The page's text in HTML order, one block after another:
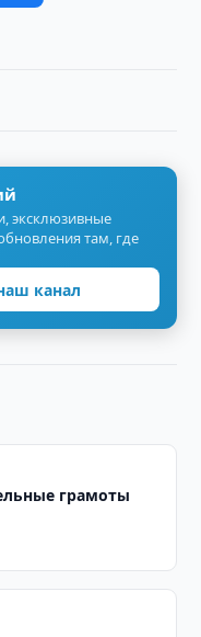
эксклюзивные
там, где
канал
грамоты